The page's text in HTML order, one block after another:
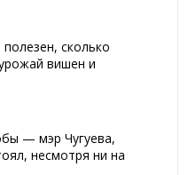
сколько
вишен и
— мэр Чугуева,
несмотря ни на